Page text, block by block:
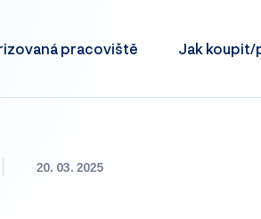
pracoviště Jak
20. 03. 2025